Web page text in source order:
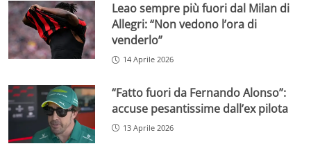
Leao sempre più fuori dal Milan di
Allegri: “Non vedono l’ora di
venderlo”
14 Aprile 2026
“Fatto fuori da Fernando Alonso”:
accuse pesantissime dall’ex pilota
13 Aprile 2026